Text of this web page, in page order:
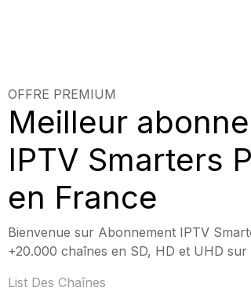
OFFRE PREMIUM
Meilleur
IPTV Smarters
en France
Bienvenue sur Abonnement IPTV
+20.000 chaînes en SD, HD et UHD
List Des Chaînes